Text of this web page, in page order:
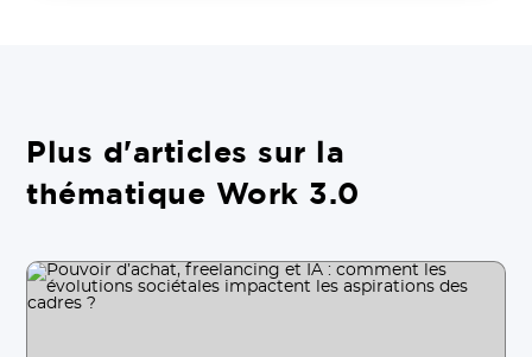
Plus d'articles sur la
thématique Work 3.0